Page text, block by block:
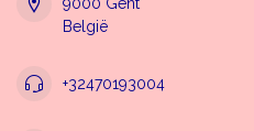
België
+32470193004